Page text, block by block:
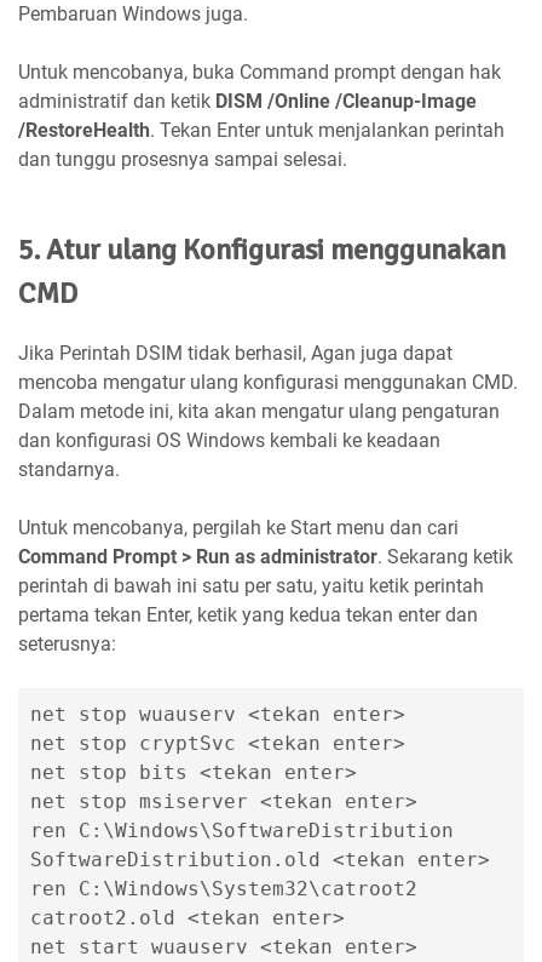
Pembaruan Windows juga.
Untuk mencobanya, buka Command prompt dengan hak
administratif dan ketik DISM /Online /Cleanup-Image
/RestoreHealth. Tekan Enter untuk menjalankan perintah
dan tunggu prosesnya sampai selesai.
5. Atur ulang Konfigurasi menggunakan
CMD
Jika Perintah DSIM tidak berhasil, Agan juga dapat
mencoba mengatur ulang konfigurasi menggunakan CMD.
Dalam metode ini, kita akan mengatur ulang pengaturan
dan konfigurasi OS Windows kembali ke keadaan
standarnya.
Untuk mencobanya, pergilah ke Start menu dan cari
Command Prompt > Run as administrator. Sekarang ketik
perintah di bawah ini satu per satu, yaitu ketik perintah
pertama tekan Enter, ketik yang kedua tekan enter dan
seterusnya:
net stop wuauserv <tekan enter>
net stop cryptSvc <tekan enter>
net stop bits <tekan enter>
net stop msiserver <tekan enter>
ren C:\Windows\SoftwareDistribution
SoftwareDistribution.old <tekan enter>
ren C:\Windows\System32\catroot2
catroot2.old <tekan enter>
net start wuauserv <tekan enter>